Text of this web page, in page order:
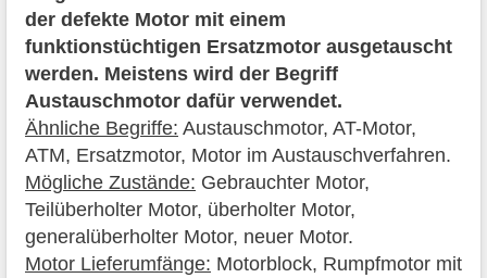
der defekte Motor mit einem
funktionstüchtigen Ersatzmotor ausgetauscht
werden. Meistens wird der Begriff
Austauschmotor dafür verwendet.
Ähnliche Begriffe: Austauschmotor, AT-Motor,
ATM, Ersatzmotor, Motor im Austauschverfahren.
Mögliche Zustände: Gebrauchter Motor,
Teilüberholter Motor, überholter Motor,
generalüberholter Motor, neuer Motor.
Motor Lieferumfänge: Motorblock, Rumpfmotor mit